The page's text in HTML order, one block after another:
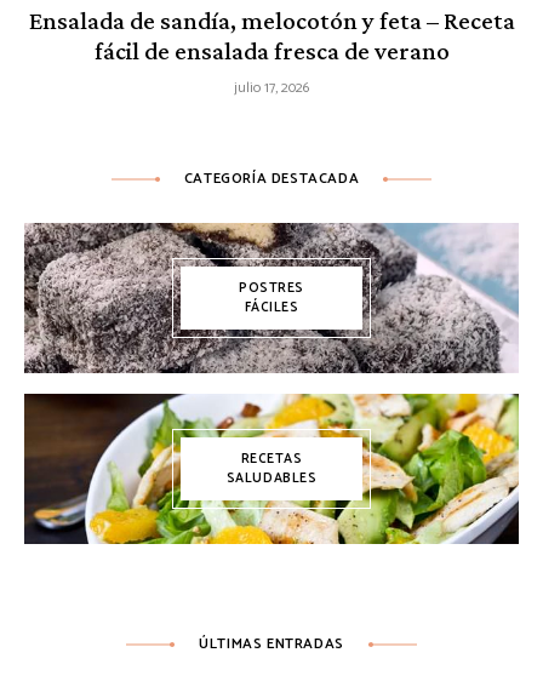
Ensalada de sandía, melocotón y feta – Receta
fácil de ensalada fresca de verano
julio 17, 2026
CATEGORÍA DESTACADA
POSTRES
FÁCILES
RECETAS
SALUDABLES
ÚLTIMAS ENTRADAS